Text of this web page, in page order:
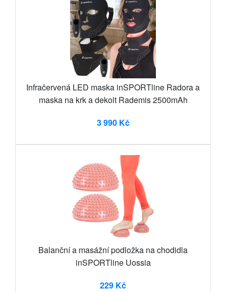
Infračervená LED maska inSPORTline Radora a
maska na krk a dekolt Rademis 2500mAh
3 990 Kč
Balanční a masážní podložka na chodidla
inSPORTline Uossia
229 Kč